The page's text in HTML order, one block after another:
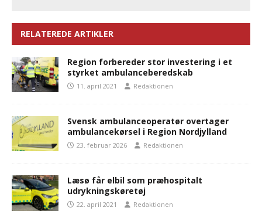
RELATEREDE ARTIKLER
Region forbereder stor investering i et
styrket ambulanceberedskab
11. april 2021 Redaktionen
Svensk ambulanceoperatør overtager
ambulancekørsel i Region Nordjylland
23. februar 2026 Redaktionen
Læsø får elbil som præhospitalt
udrykningskøretøj
22. april 2021 Redaktionen